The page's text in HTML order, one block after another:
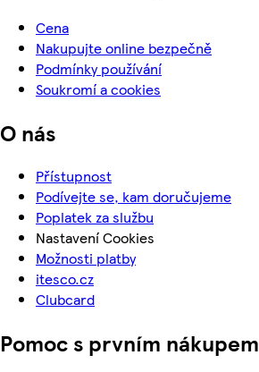
Cena
Nakupujte online bezpečně
Podmínky používání
Soukromí a cookies
O nás
Přístupnost
Podívejte se, kam doručujeme
Poplatek za službu
Nastavení Cookies
Možnosti platby
itesco.cz
Clubcard
Pomoc s prvním nákupem